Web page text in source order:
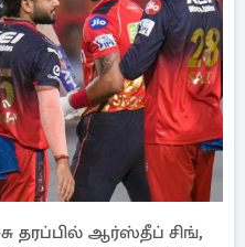
தரப்பில் ஆர்ஸ்தீப் சிங்,